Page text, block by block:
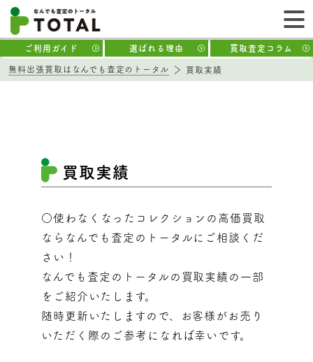
ご利用ガイド 選ばれる理由 買取査定コラム
無料出張買取はなんでも査定のトータル 買取実績
買取実績
○使わなくなったコレクションの高価買取
ならなんでも査定のトータルにご相談くだ
さい！
なんでも査定のトータルの買取実績の一部
をご紹介いたします。
随時更新いたしますので、お客様がお売り
いただく際のご参考になれば幸いです。